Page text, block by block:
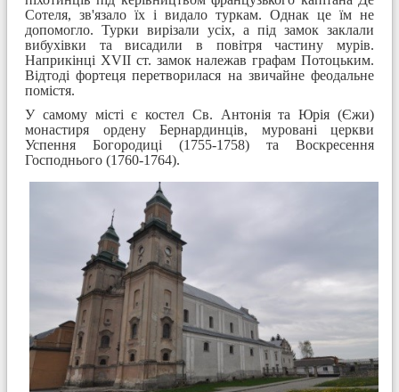
Сотеля, зв'язало їх і видало туркам. Однак це їм не
допомогло. Турки вирізали усіх, а під замок заклали
вибухівки та висадили в повітря частину мурів.
Наприкінці XVII ст. замок належав графам Потоцьким.
Відтоді фортеця перетворилася на звичайне феодальне
помістя.
У самому місті є костел Св. Антонія та Юрія (Єжи)
монастиря ордену Бернардинців, муровані церкви
Успення Богородиці (1755-1758) та Воскресення
Господнього (1760-1764).